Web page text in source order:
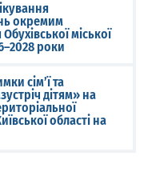
окремим
міської
роки
сім’ї та
дітям» на
області на